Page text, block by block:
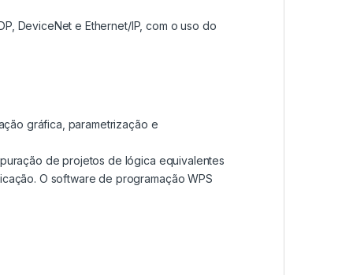
DeviceNet e Ethernet/IP, com o uso do
gráfica, parametrização e
de projetos de lógica equivalentes
O software de programação WPS